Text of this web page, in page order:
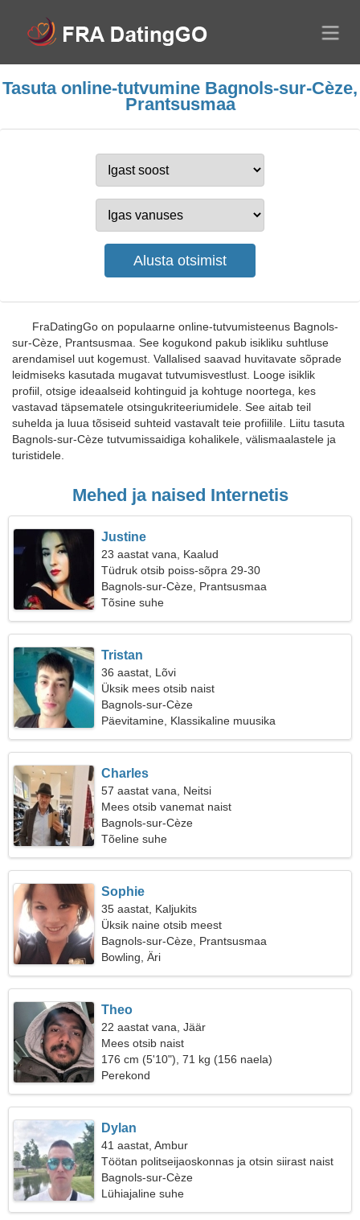
Tasuta online-tutvumine Bagnols-sur-Cèze,
Prantsusmaa
FraDatingGo on populaarne online-tutvumisteenus Bagnols-
sur-Cèze, Prantsusmaa. See kogukond pakub isikliku suhtluse
arendamisel uut kogemust. Vallalised saavad huvitavate sõprade
leidmiseks kasutada mugavat tutvumisvestlust. Looge isiklik
profiil, otsige ideaalseid kohtinguid ja kohtuge noortega, kes
vastavad täpsematele otsingukriteeriumidele. See aitab teil
suhelda ja luua tõsiseid suhteid vastavalt teie profiilile. Liitu tasuta
Bagnols-sur-Cèze tutvumissaidiga kohalikele, välismaalastele ja
turistidele.
Mehed ja naised Internetis
Justine
23 aastat vana, Kaalud
Tüdruk otsib poiss-sõpra 29-30
Bagnols-sur-Cèze, Prantsusmaa
Tõsine suhe
Tristan
36 aastat, Lõvi
Üksik mees otsib naist
Bagnols-sur-Cèze
Päevitamine, Klassikaline muusika
Charles
57 aastat vana, Neitsi
Mees otsib vanemat naist
Bagnols-sur-Cèze
Tõeline suhe
Sophie
35 aastat, Kaljukits
Üksik naine otsib meest
Bagnols-sur-Cèze, Prantsusmaa
Bowling, Äri
Theo
22 aastat vana, Jäär
Mees otsib naist
176 cm (5'10"), 71 kg (156 naela)
Perekond
Dylan
41 aastat, Ambur
Töötan politseijaoskonnas ja otsin siirast naist
Bagnols-sur-Cèze
Lühiajaline suhe